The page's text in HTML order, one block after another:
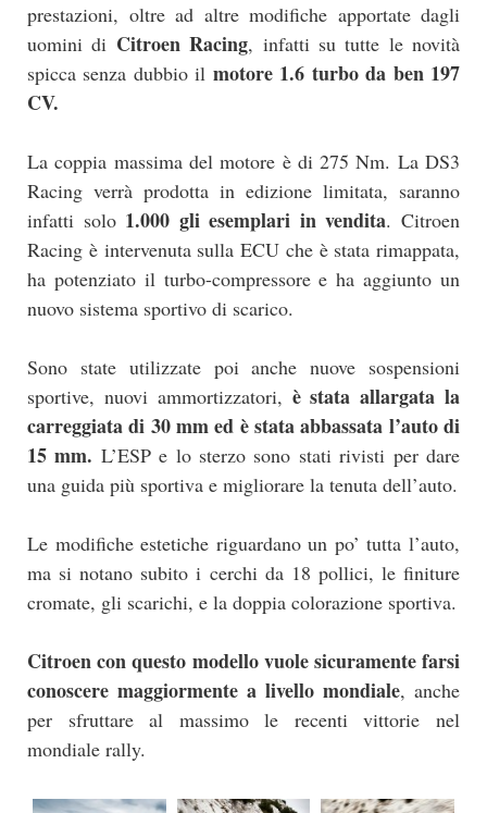
prestazioni, oltre ad altre modifiche apportate dagli
uomini di Citroen Racing, infatti su tutte le novità
spicca senza dubbio il motore 1.6 turbo da ben 197
CV.
La coppia massima del motore è di 275 Nm. La DS3
Racing verrà prodotta in edizione limitata, saranno
infatti solo 1.000 gli esemplari in vendita. Citroen
Racing è intervenuta sulla ECU che è stata rimappata,
ha potenziato il turbo-compressore e ha aggiunto un
nuovo sistema sportivo di scarico.
Sono state utilizzate poi anche nuove sospensioni
sportive, nuovi ammortizzatori, è stata allargata la
carreggiata di 30 mm ed è stata abbassata l’auto di
15 mm. L’ESP e lo sterzo sono stati rivisti per dare
una guida più sportiva e migliorare la tenuta dell’auto.
Le modifiche estetiche riguardano un po’ tutta l’auto,
ma si notano subito i cerchi da 18 pollici, le finiture
cromate, gli scarichi, e la doppia colorazione sportiva.
Citroen con questo modello vuole sicuramente farsi
conoscere maggiormente a livello mondiale, anche
per sfruttare al massimo le recenti vittorie nel
mondiale rally.